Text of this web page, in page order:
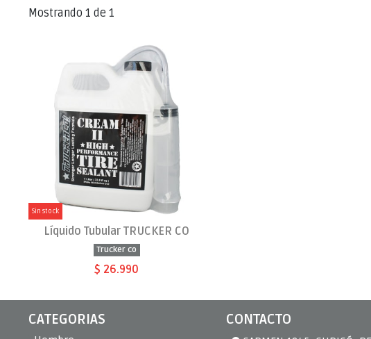
Mostrando 1 de 1
Sin stock
Líquido Tubular TRUCKER CO
Trucker co
$ 26.990
CATEGORIAS CONTACTO